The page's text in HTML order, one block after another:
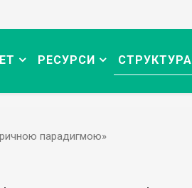
РЕСУРСИ СТРУКТУРА
парадигмою»